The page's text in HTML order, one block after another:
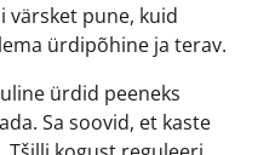
värsket pune, kuid
ürdipõhine ja terav.
ürdid peeneks
Sa soovid, et kaste